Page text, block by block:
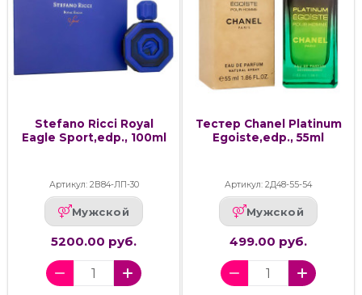
Stefano Ricci Royal
Eagle Sport,edp., 100ml
Артикул: 2В84-ЛП-30
Мужской
5200.00 руб.
Тестер Chanel Platinum
Egoiste,edp., 55ml
Артикул: 2Д48-55-54
Мужской
499.00 руб.